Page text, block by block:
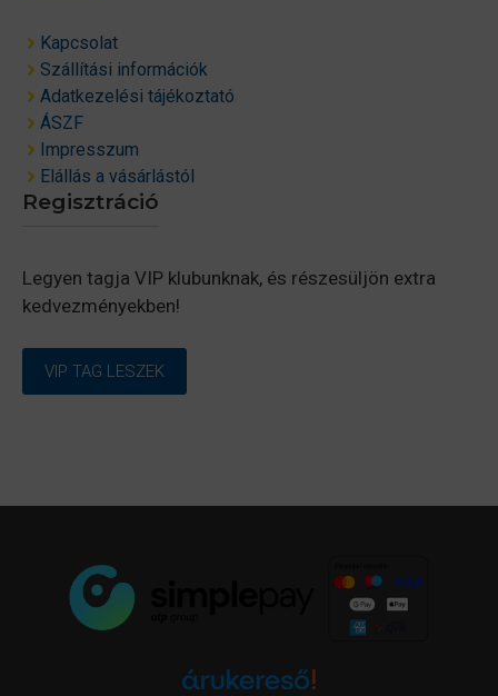
Kapcsolat
Szállítási információk
Adatkezelési tájékoztató
ÁSZF
Impresszum
Elállás a vásárlástól
Regisztráció
Legyen tagja VIP klubunknak, és részesüljön extra
kedvezményekben!
VIP TAG LESZEK